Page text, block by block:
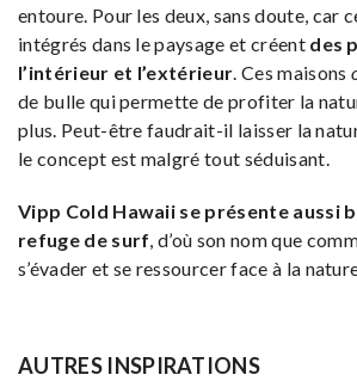
entoure. Pour les deux, sans doute, car
intégrés dans le paysage et créent des
l’intérieur et l’extérieur. Ces maisons
de bulle qui permette de profiter la
plus. Peut-être faudrait-il laisser la
le concept est malgré tout séduisant.
Vipp Cold Hawaii se présente aussi
refuge de surf, d’où son nom que
s’évader et se ressourcer face à la
AUTRES INSPIRATIONS